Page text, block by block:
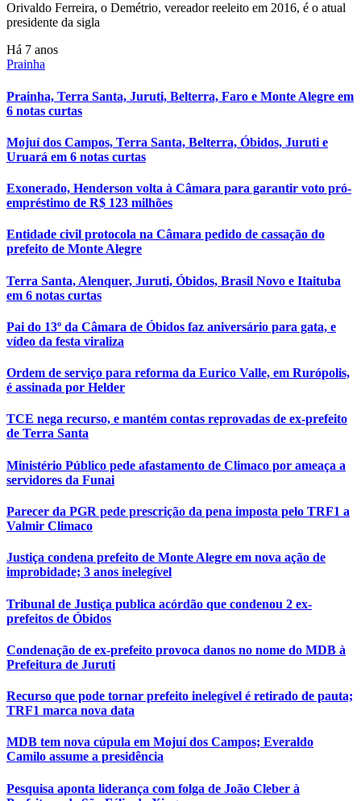
Orivaldo Ferreira, o Demétrio, vereador reeleito em 2016, é o atual
presidente da sigla
Há 7 anos
Prainha
Prainha, Terra Santa, Juruti, Belterra, Faro e Monte Alegre em
6 notas curtas
Mojuí dos Campos, Terra Santa, Belterra, Óbidos, Juruti e
Uruará em 6 notas curtas
Exonerado, Henderson volta à Câmara para garantir voto pró-
empréstimo de R$ 123 milhões
Entidade civil protocola na Câmara pedido de cassação do
prefeito de Monte Alegre
Terra Santa, Alenquer, Juruti, Óbidos, Brasil Novo e Itaituba
em 6 notas curtas
Pai do 13º da Câmara de Óbidos faz aniversário para gata, e
vídeo da festa viraliza
Ordem de serviço para reforma da Eurico Valle, em Rurópolis,
é assinada por Helder
TCE nega recurso, e mantém contas reprovadas de ex-prefeito
de Terra Santa
Ministério Público pede afastamento de Climaco por ameaça a
servidores da Funai
Parecer da PGR pede prescrição da pena imposta pelo TRF1 a
Valmir Climaco
Justiça condena prefeito de Monte Alegre em nova ação de
improbidade; 3 anos inelegível
Tribunal de Justiça publica acórdão que condenou 2 ex-
prefeitos de Óbidos
Condenação de ex-prefeito provoca danos no nome do MDB à
Prefeitura de Juruti
Recurso que pode tornar prefeito inelegível é retirado de pauta;
TRF1 marca nova data
MDB tem nova cúpula em Mojuí dos Campos; Everaldo
Camilo assume a presidência
Pesquisa aponta liderança com folga de João Cleber à